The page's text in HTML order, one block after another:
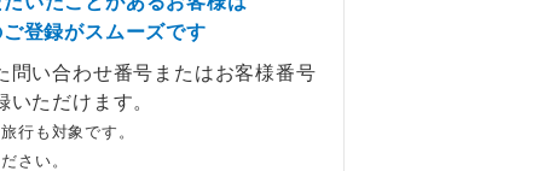
登録がスムーズです
問い合わせ番号またはお客様番号
ただけます。
行も対象です。
さい。